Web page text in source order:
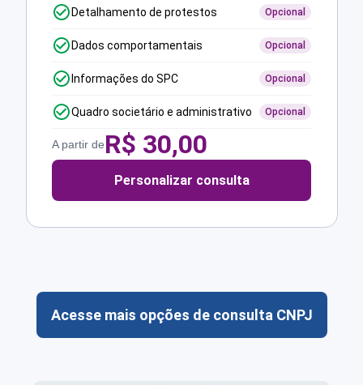
Detalhamento de protestos Opcional
Dados comportamentais Opcional
Informações do SPC Opcional
Quadro societário e administrativo Opcional
A partir deR$ 30,00
Personalizar consulta
Acesse mais opções de consulta CNPJ